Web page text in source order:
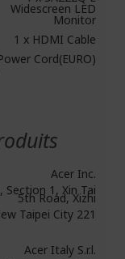
Widescreen LED
Monitor
1 x HDMI Cable
Cord(EURO)
Acer Inc.
Section 1, Xin Tai
5th Road, Xizhi
Taipei City 221
Acer Italy S.r.l.